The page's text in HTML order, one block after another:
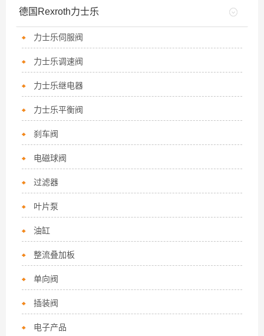
德国Rexroth力士乐
力士乐伺服阀
力士乐调速阀
力士乐继电器
力士乐平衡阀
刹车阀
电磁球阀
过滤器
叶片泵
油缸
整流叠加板
单向阀
插装阀
电子产品